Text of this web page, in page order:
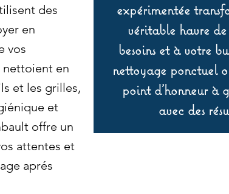
des
en
vos
nettoient en
et les grilles,
et
offre un
attentes et
aprés
expérimentée
véritable havre
besoins et à votre
nettoyage ponctuel
point d’honneur à
avec des